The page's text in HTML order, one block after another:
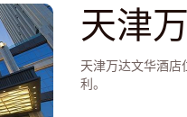
天津
天津万达文华酒店
利。